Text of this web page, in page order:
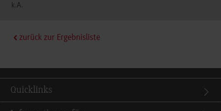
k.A.
zurück zur Ergebnisliste
Quicklinks